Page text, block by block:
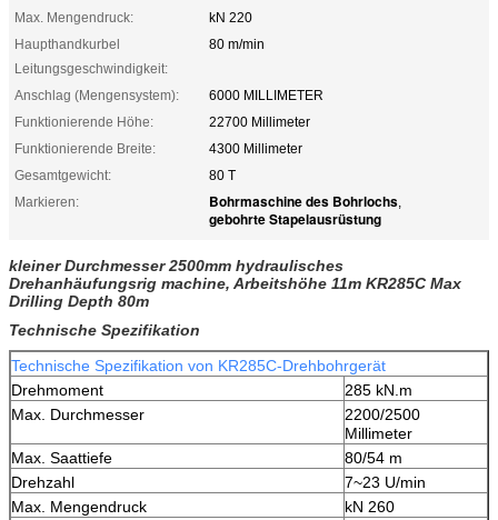
Max. Mengendruck:
kN 220
Haupthandkurbel
Leitungsgeschwindigkeit:
80 m/min
Anschlag (Mengensystem):
6000 MILLIMETER
Funktionierende Höhe:
22700 Millimeter
Funktionierende Breite:
4300 Millimeter
Gesamtgewicht:
80 T
Markieren:
Bohrmaschine des Bohrlochs,
gebohrte Stapelausrüstung
kleiner Durchmesser 2500mm hydraulisches
Drehanhäufungsrig machine, Arbeitshöhe 11m KR285C Max
Drilling Depth 80m
Technische Spezifikation
Technische Spezifikation von KR285C-Drehbohrgerät
Drehmoment
285 kN.m
Max. Durchmesser
2200/2500
Millimeter
Max. Saattiefe
80/54 m
Drehzahl
7~23 U/min
Max. Mengendruck
kN 260